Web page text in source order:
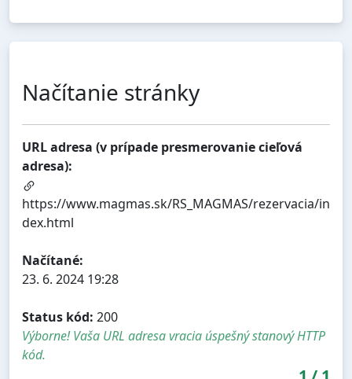
Načítanie stránky
URL adresa (v prípade presmerovanie cieľová
adresa):
https://www.magmas.sk/RS_MAGMAS/rezervacia/in
dex.html
Načítané:
23. 6. 2024 19:28
Status kód: 200
Výborne! Vaša URL adresa vracia úspešný stanový HTTP
kód.